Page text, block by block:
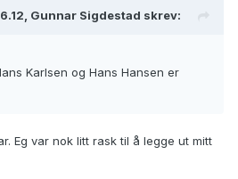
Gunnar Sigdestad skrev:
Karlsen og Hans Hansen er
Eg var nok litt rask til å legge ut mitt